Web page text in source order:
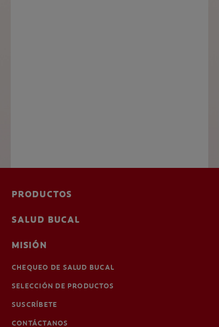
PRODUCTOS
SALUD BUCAL
MISIÓN
CHEQUEO DE SALUD BUCAL
SELECCIÓN DE PRODUCTOS
SUSCRÍBETE
CONTÁCTANOS